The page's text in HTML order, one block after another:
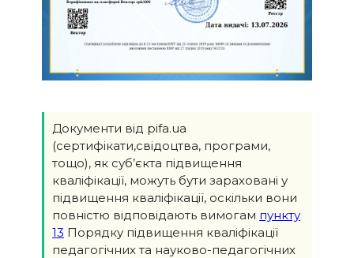
Документи від pifa.ua
(сертифікати,свідоцтва, програми,
тощо), як суб’єкта підвищення
кваліфікації, можуть бути зараховані у
підвищення кваліфікації, оскільки вони
повністю відповідають вимогам пункту
13 Порядку підвищення кваліфікації
педагогічних та науково-педагогічних